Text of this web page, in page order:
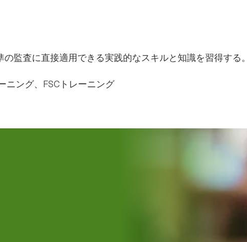
監査に直接適用できる実践的なスキルと知識を習得する。
ニング、FSCトレーニング